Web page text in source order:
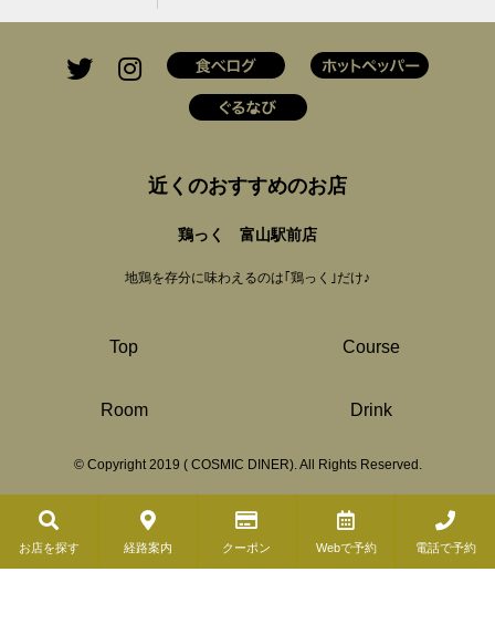
近くのおすすめのお店
鶏っく 富山駅前店
地鶏を存分に味わえるのは｢鶏っく｣だけ♪
Top Course
Room Drink
© Copyright 2019 ( COSMIC DINER). All Rights Reserved.
お店を探す 経路案内 クーポン Webで予約 電話で予約